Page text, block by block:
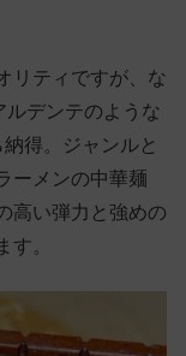
リティですが、な
ルデンテのような
得。ジャンルと
ーメンの中華麺
高い弾力と強めの
す。